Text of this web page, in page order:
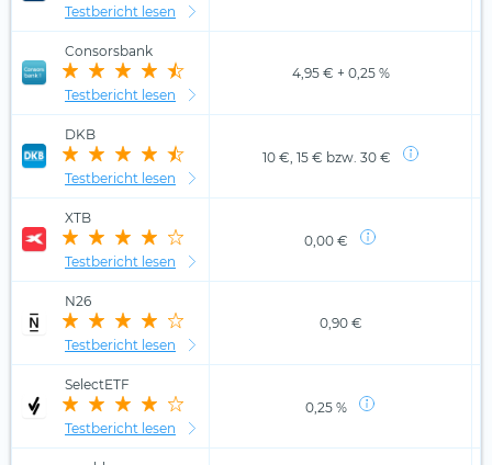
Testbericht lesen
Consorsbank
Testbericht lesen
4,95 € + 0,25 %
DKB
Testbericht lesen
10 €, 15 € bzw. 30 €
XTB
Testbericht lesen
0,00 €
N26
Testbericht lesen
0,90 €
SelectETF
Testbericht lesen
0,25 %